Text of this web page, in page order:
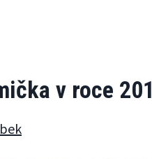
v roce